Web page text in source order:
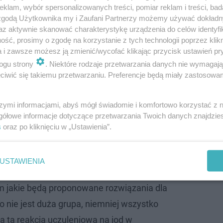
hormonów tarczycy i jeżeli tego składnika
nadczynnością tarczycy. Zwłaszcza przy obecnej
potasu jest właśnie nadczynność tarczycy, ale
albo nawet wcale, być może nie będą
leku osoby z uczuleniem na jod. Przyznam,
jakie będą proponowane rozwiązania dla
nie jest duża grupa, niemniej wszystko
ta reakcja uczuleniowa na jod w
wybór spersonalizowanych treści, pomiar reklam i treści,
Użytkownika my i Zaufani Partnerzy możemy używać
aktywnie skanować charakterystykę urządzenia do celów
prosimy o zgodę na korzystanie z tych technologii poprzez
i zawsze możesz ją zmienić/wycofać klikając przycisk ustawień
strony
. Niektóre rodzaje przetwarzania danych nie
się takiemu przetwarzaniu. Preferencje będą miały
informacjami, abyś mógł świadomie i komfortowo korzystać z
informacje dotyczące przetwarzania Twoich danych
oraz po kliknięciu w „Ustawienia”.
USTAWIENIA